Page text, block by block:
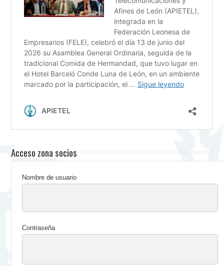
Acceso zona socios
Nombre de usuario
Contraseña